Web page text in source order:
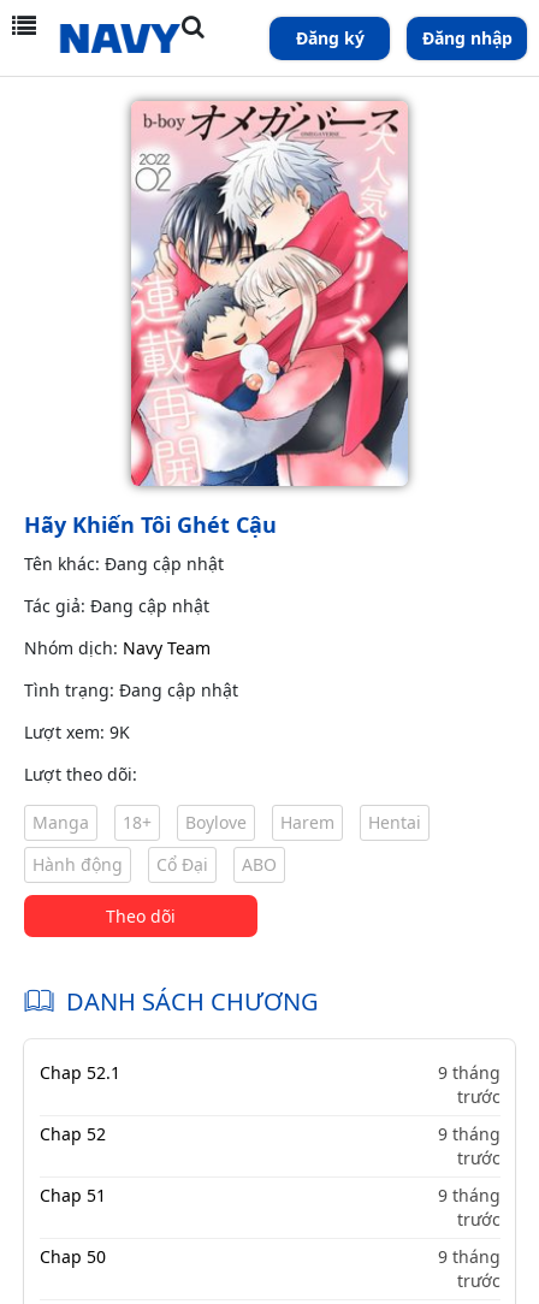
Đăng ký Đăng nhập
Hãy Khiến Tôi Ghét Cậu
Tên khác: Đang cập nhật
Tác giả: Đang cập nhật
Nhóm dịch: Navy Team
Tình trạng: Đang cập nhật
Lượt xem: 9K
Lượt theo dõi:
Manga 18+ Boylove Harem
Hentai
Hành động
Cổ Đại ABO
Theo dõi
DANH SÁCH CHƯƠNG
Chap 52.1
9 tháng
trước
Chap 52
9 tháng
trước
Chap 51
9 tháng
trước
Chap 50
9 tháng
trước